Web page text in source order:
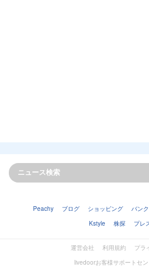
Peachy ブログ ショッピング バンク
Kstyle
株探 プレ
運営会社 利用規約
プラ
livedoorお客様サポートセ